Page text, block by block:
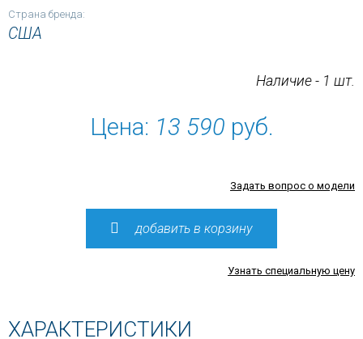
Страна бренда:
США
Наличие - 1 шт.
Цена: 13 590 руб.
Задать вопрос о модели
добавить в корзину
Узнать специальную цену
ХАРАКТЕРИСТИКИ